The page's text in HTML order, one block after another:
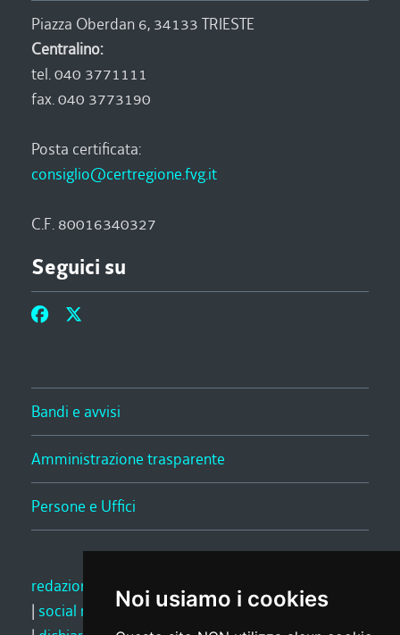
Noi usiamo i cookies
Piazza Oberdan 6, 34133 TRIESTE
Centralino:
tel. 040 3771111
fax. 040 3773190
Posta certificata:
consiglio@certregione.fvg.it
C.F. 80016340327
Seguici su
Bandi e avvisi
Amministrazione trasparente
Persone e Uffici
redazione web note legali glossario |
| social media policy